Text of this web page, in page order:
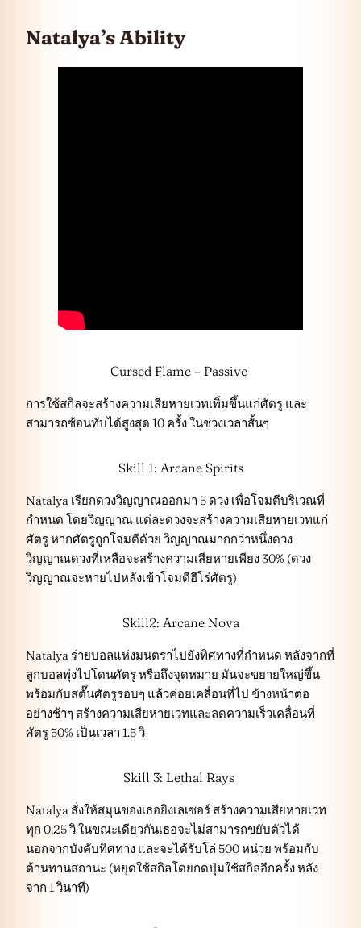
Natalya’s Ability
Cursed Flame – Passive
การใช้สกิลจะสร้างความเสียหายเวทเพิ่มขึ้นแก่ศัตรู และ
สามารถซ้อนทับได้สูงสุด 10 ครั้ง ในช่วงเวลาสั้นๆ
Skill 1: Arcane Spirits
Natalya เรียกดวงวิญญาณออกมา 5 ดวง เพื่อโจมตีบริเวณที่
กำหนด โดยวิญญาณ แต่ละดวงจะสร้างความเสียหายเวทแก่
ศัตรู หากศัตรูถูกโจมตีด้วย วิญญาณมากกว่าหนึ่งดวง
วิญญาณดวงที่เหลือจะสร้างความเสียหายเพียง 30% (ดวง
วิญญาณจะหายไปหลังเข้าโจมตีฮีโร่ศัตรู)
Skill2: Arcane Nova
Natalya ร่ายบอลแห่งมนตราไปยังทิศทางที่กำหนด หลังจากที่
ลูกบอลพุ่งไปโดนศัตรู หรือถึงจุดหมาย มันจะขยายใหญ่ขึ้น
พร้อมกับสตั๊นศัตรูรอบๆ แล้วค่อยเคลื่อนที่ไป ข้างหน้าต่อ
อย่างช้าๆ สร้างความเสียหายเวทและลดความเร็วเคลื่อนที่
ศัตรู 50% เป็นเวลา 1.5 วิ
Skill 3: Lethal Rays
Natalya สั่งให้สมุนของเธอยิงเลเซอร์ สร้างความเสียหายเวท
ทุก 0.25 วิ ในขณะเดียวกันเธอจะไม่สามารถขยับตัวได้
นอกจากบังคับทิศทาง และจะได้รับโล่ 500 หน่วย พร้อมกับ
ต้านทานสถานะ (หยุดใช้สกิลโดยกดปุ่มใช้สกิลอีกครั้ง หลัง
จาก 1 วินาที)